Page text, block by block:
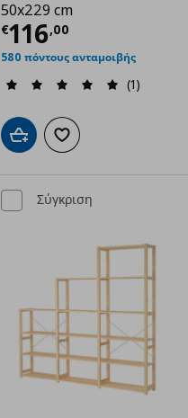
€ 401,98
50x229 cm
€116,00
Τρέχουσα
580 πόντους ανταμοιβής
(1)
Προσθήκη στο καλάθι
Προσθήκη στα
Σύγκριση